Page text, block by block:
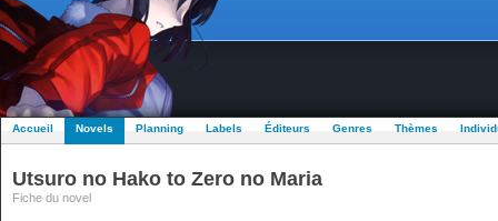
Accueil Novels Planning Labels Éditeurs Genres Thèmes
Utsuro no Hako to Zero no Maria
Fiche du novel